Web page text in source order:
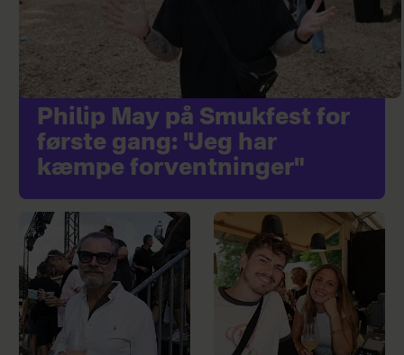
Philip May på Smukfest for
første gang: "Jeg har
kæmpe forventninger"